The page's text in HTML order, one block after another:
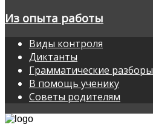
Из опыта работы
Виды контроля
Диктанты
Грамматические разборы
В помощь ученику
Советы родителям